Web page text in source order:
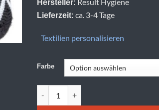
Hersteller:
Lieferzeit: ca. 3-4 Tage
Textilien personalisieren
Farbe